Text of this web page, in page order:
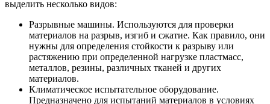
выделить несколько видов:
Разрывные машины. Используются для проверки
материалов на разрыв, изгиб и сжатие. Как правило, они
нужны для определения стойкости к разрыву или
растяжению при определенной нагрузке пластмасс,
металлов, резины, различных тканей и других
материалов.
Климатическое испытательное оборудование.
Предназначено для испытаний материалов в условиях